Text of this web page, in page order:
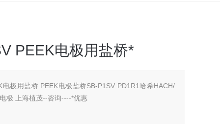
PEEK电极用盐桥*
电极用盐桥 PEEK电极盐桥SB-P1SV PD1R1哈希HACH/
极 上海植茂--咨询----*优惠